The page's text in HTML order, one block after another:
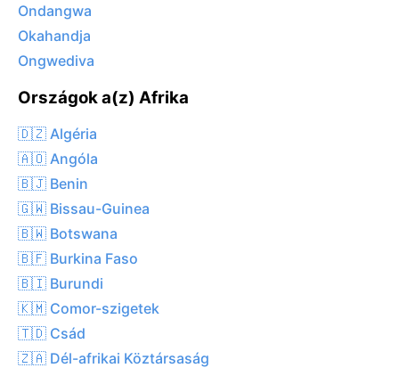
Ondangwa
Okahandja
Ongwediva
Országok a(z) Afrika
🇩🇿 Algéria
🇦🇴 Angóla
🇧🇯 Benin
🇬🇼 Bissau-Guinea
🇧🇼 Botswana
🇧🇫 Burkina Faso
🇧🇮 Burundi
🇰🇲 Comor-szigetek
🇹🇩 Csád
🇿🇦 Dél-afrikai Köztársaság